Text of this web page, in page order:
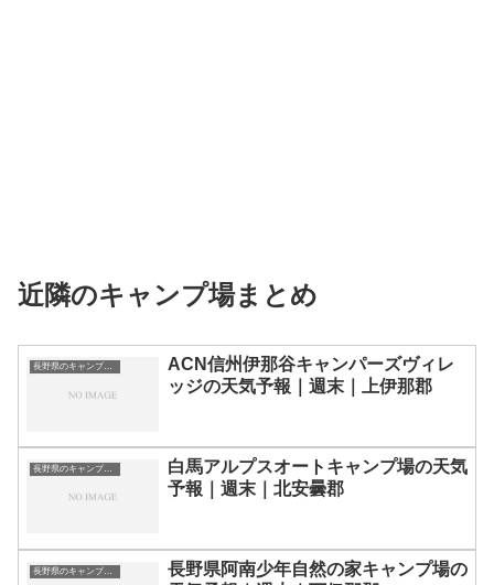
近隣のキャンプ場まとめ
長野県のキャンプ場一覧
ACN信州伊那谷キャンパーズヴィレ
ッジの天気予報｜週末｜上伊那郡
長野県のキャンプ場一覧
白馬アルプスオートキャンプ場の天気
予報｜週末｜北安曇郡
長野県のキャンプ場一覧
長野県阿南少年自然の家キャンプ場の